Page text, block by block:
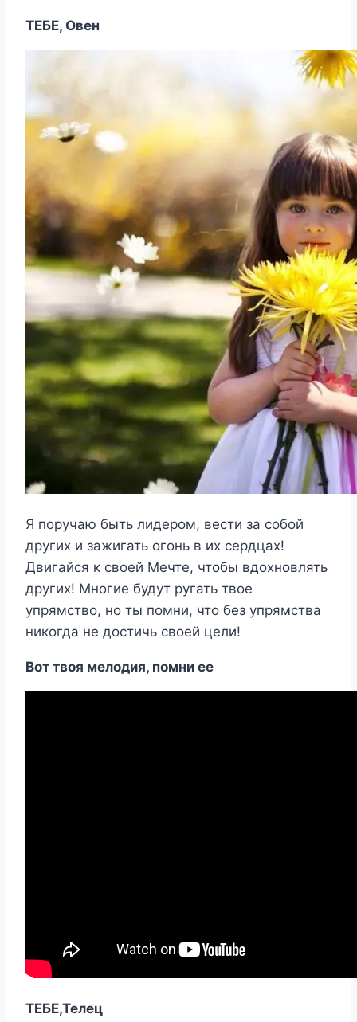
ТЕБЕ, Овен
Я поручаю быть лидером, вести за собой
других и зажигать огонь в их сердцах!
Двигайся к своей Мечте, чтобы вдохновлять
других! Многие будут ругать твое
упрямство, но ты помни, что без упрямства
никогда не достичь своей цели!
Вот твоя мелодия, помни ее
ТЕБЕ,Телец